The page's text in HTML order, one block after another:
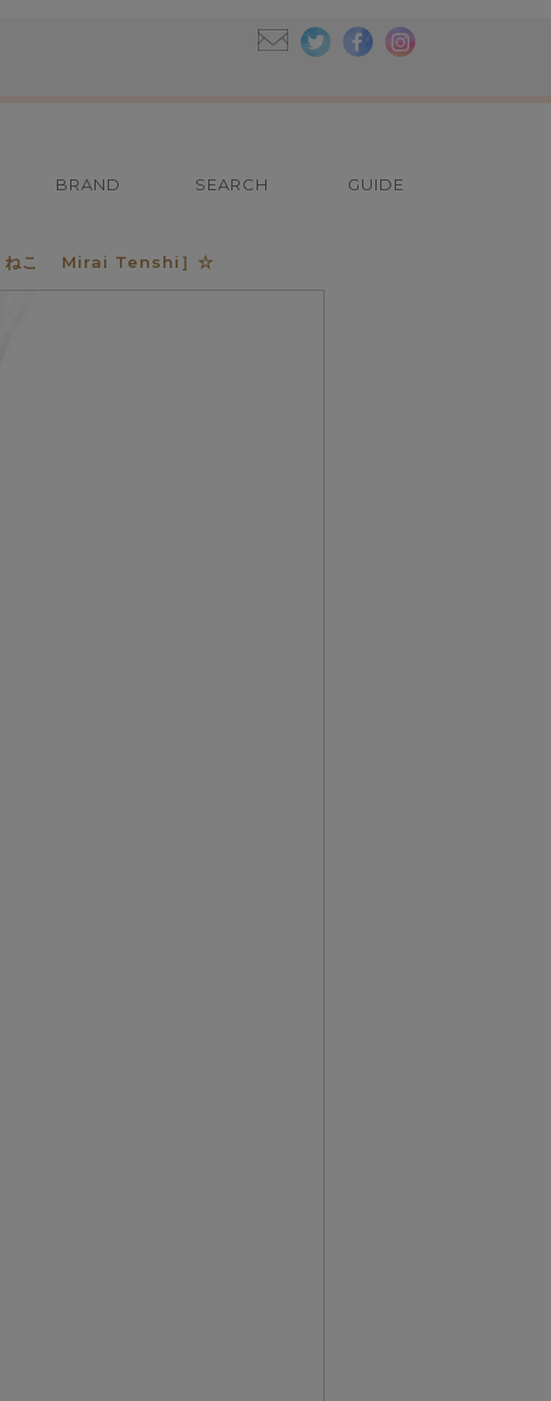
BRAND SEARCH GUIDE
猫 ねこ Mirai Tenshi］☆